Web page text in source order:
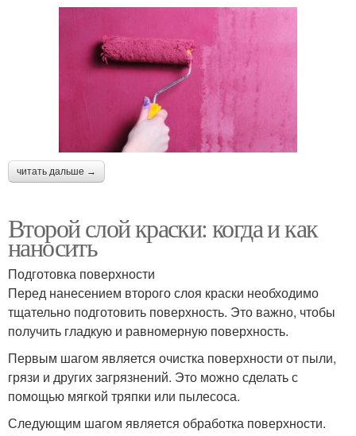
читать дальше →
Второй слой краски: когда и как
наносить
Подготовка поверхности
Перед нанесением второго слоя краски необходимо
тщательно подготовить поверхность. Это важно, чтобы
получить гладкую и равномерную поверхность.
Первым шагом является очистка поверхности от пыли,
грязи и других загрязнений. Это можно сделать с
помощью мягкой тряпки или пылесоса.
Следующим шагом является обработка поверхности.